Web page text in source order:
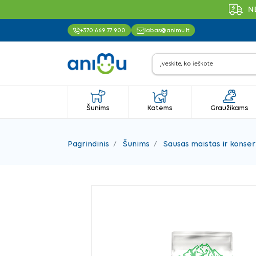
+370 669 77 900 labas@animu.lt
Šunims Katėms Graužikams
Pagrindinis Šunims Sausas maistas ir